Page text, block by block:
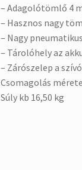
– Adagolótömlő 4
– Hasznos nagy
– Nagy
– Tárolóhely az
– Zárószelep a
Csomagolás
Súly kb 16,50 kg